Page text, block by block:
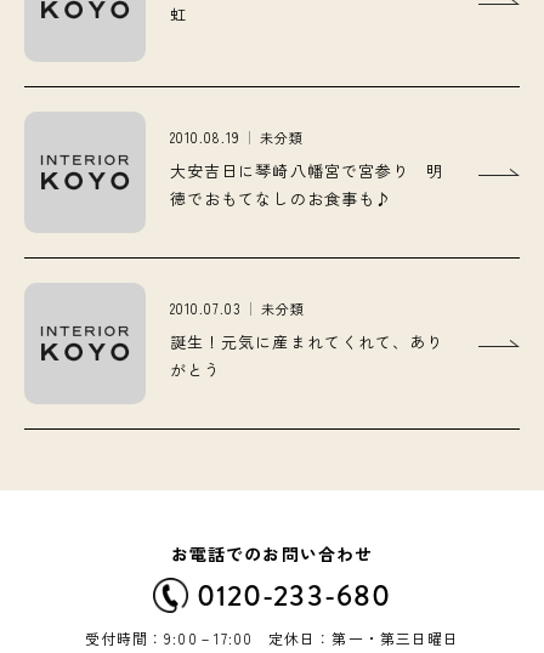
虹
2010.08.19 未分類
大安吉日に琴崎八幡宮で宮参り 明
徳でおもてなしのお食事も♪
2010.07.03 未分類
誕生！元気に産まれてくれて、あり
がとう
お電話でのお問い合わせ
0120-233-680
受付時間：9:00－17:00 定休日：第一・第三日曜日